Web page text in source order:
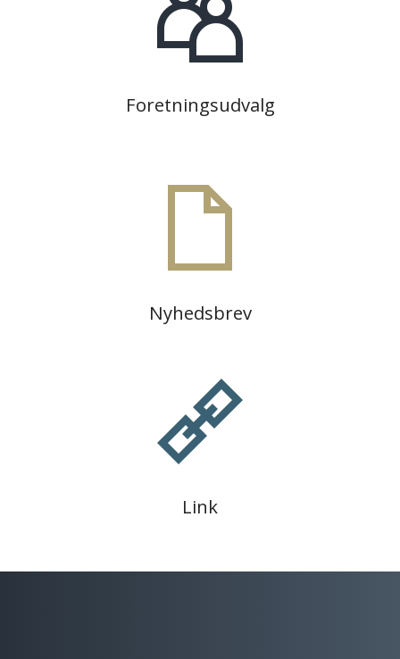
Foretningsudvalg
Nyhedsbrev
Link